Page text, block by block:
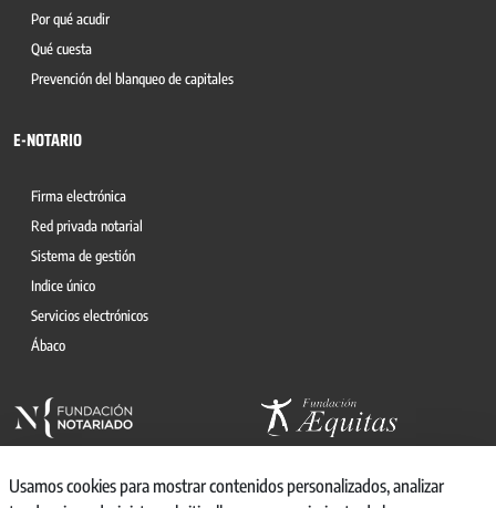
Por qué acudir
Qué cuesta
Prevención del blanqueo de capitales
E-NOTARIO
Firma electrónica
Red privada notarial
Sistema de gestión
Indice único
Servicios electrónicos
Ábaco
Usamos cookies para mostrar contenidos personalizados, analizar